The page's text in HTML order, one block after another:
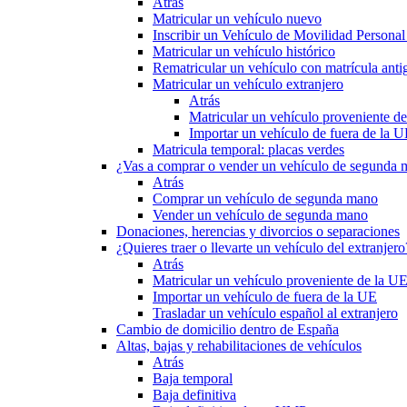
Matricular un vehículo nuevo
Inscribir un Vehículo de Movilidad
Matricular un vehículo histórico
Rematricular un vehículo con matrícula
Matricular un vehículo extranjero
Atrás
Matricular un vehículo proveniente
Importar un vehículo de fuera de la
Matricula temporal: placas verdes
¿Vas a comprar o vender un vehículo de segunda
Atrás
Comprar un vehículo de segunda mano
Vender un vehículo de segunda mano
Donaciones, herencias y divorcios o separaciones
¿Quieres traer o llevarte un vehículo del
Atrás
Matricular un vehículo proveniente de la UE
Importar un vehículo de fuera de la UE
Trasladar un vehículo español al extranjero
Cambio de domicilio dentro de España
Altas, bajas y rehabilitaciones de vehículos
Atrás
Baja temporal
Baja definitiva